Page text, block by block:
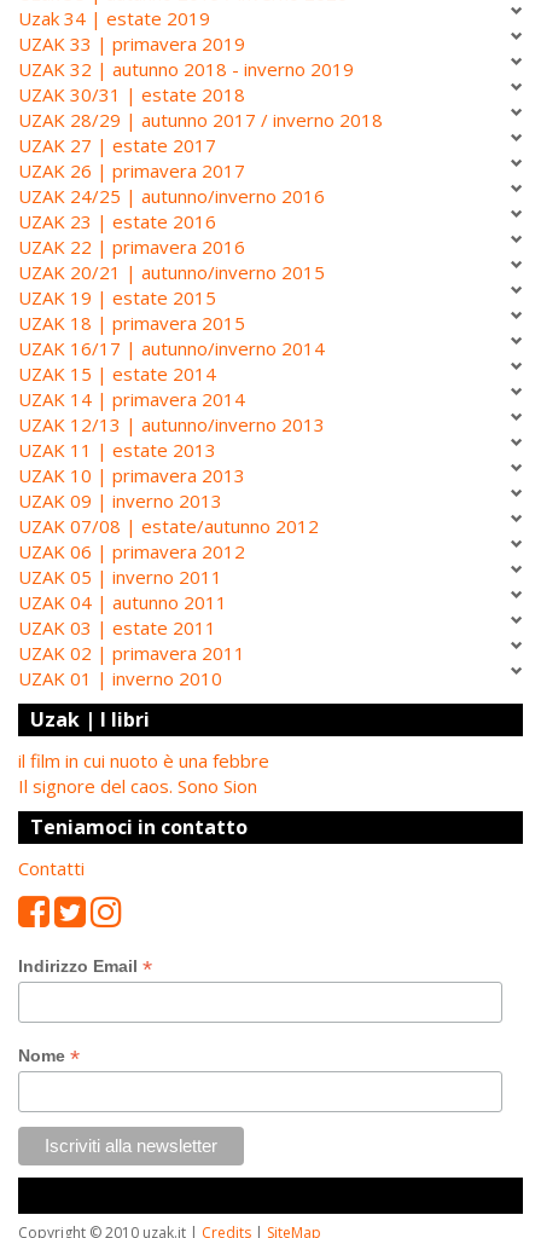
Uzak 34 | estate 2019
UZAK 33 | primavera 2019
UZAK 32 | autunno 2018 - inverno 2019
UZAK 30/31 | estate 2018
UZAK 28/29 | autunno 2017 / inverno 2018
UZAK 27 | estate 2017
UZAK 26 | primavera 2017
UZAK 24/25 | autunno/inverno 2016
UZAK 23 | estate 2016
UZAK 22 | primavera 2016
UZAK 20/21 | autunno/inverno 2015
UZAK 19 | estate 2015
UZAK 18 | primavera 2015
UZAK 16/17 | autunno/inverno 2014
UZAK 15 | estate 2014
UZAK 14 | primavera 2014
UZAK 12/13 | autunno/inverno 2013
UZAK 11 | estate 2013
UZAK 10 | primavera 2013
UZAK 09 | inverno 2013
UZAK 07/08 | estate/autunno 2012
UZAK 06 | primavera 2012
UZAK 05 | inverno 2011
UZAK 04 | autunno 2011
UZAK 03 | estate 2011
UZAK 02 | primavera 2011
UZAK 01 | inverno 2010
Uzak | I libri
il film in cui nuoto è una febbre
Il signore del caos. Sono Sion
Teniamoci in contatto
Contatti
Indirizzo Email *
Nome *
Copyright © 2010 uzak.it | Credits | SiteMap